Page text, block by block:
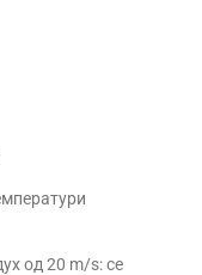
од 20 m/s: се